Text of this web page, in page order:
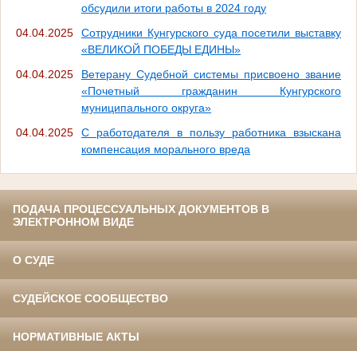
обсудили итоги работы в 2024 году
04.04.2025
Сотрудники Кунгурского суда посетили выставку
«ВЕЛИКОЙ ПОБЕДЫ ЕДИНЫ»
04.04.2025
Ветерану Судебной системы присвоено звание
«Почетный гражданин Кунгурского
муниципального округа»
04.04.2025
С работодателя в пользу работника взыскана
компенсация морального вреда
ПОДАЧА ПРОЦЕССУАЛЬНЫХ ДОКУМЕНТОВ В
ЭЛЕКТРОННОМ ВИДЕ
О СУДЕ
СУДЕЙСКОЕ СООБЩЕСТВО
НОРМАТИВНЫЕ АКТЫ